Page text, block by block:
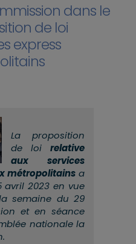
dans le
de loi
express
La proposition
de loi relative
aux services
métropolitains a
avril 2023 en vue
semaine du 29
et en séance
nationale la